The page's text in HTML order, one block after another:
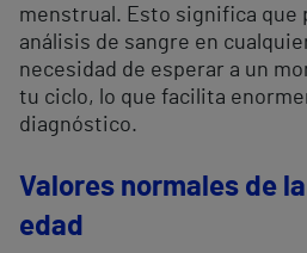
menstrual. Esto significa que
análisis de sangre en
necesidad de esperar a un
tu ciclo, lo que facilita
diagnóstico.
Valores normales de
edad